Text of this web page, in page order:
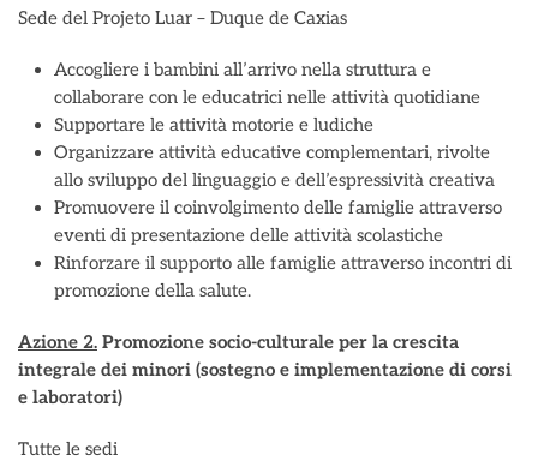
Sede del Projeto Luar – Duque de Caxias
Accogliere i bambini all’arrivo nella struttura e
collaborare con le educatrici nelle attività quotidiane
Supportare le attività motorie e ludiche
Organizzare attività educative complementari, rivolte
allo sviluppo del linguaggio e dell’espressività creativa
Promuovere il coinvolgimento delle famiglie attraverso
eventi di presentazione delle attività scolastiche
Rinforzare il supporto alle famiglie attraverso incontri di
promozione della salute.
Azione 2. Promozione socio-culturale per la crescita
integrale dei minori (sostegno e implementazione di corsi
e laboratori)
Tutte le sedi